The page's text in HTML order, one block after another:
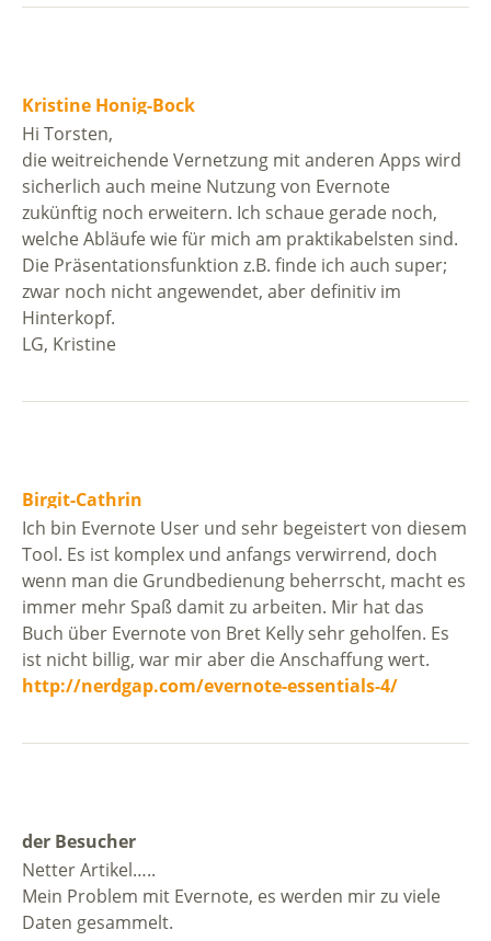
Kristine Honig-Bock
Hi Torsten,
die weitreichende Vernetzung mit anderen Apps wird
sicherlich auch meine Nutzung von Evernote
zukünftig noch erweitern. Ich schaue gerade noch,
welche Abläufe wie für mich am praktikabelsten sind.
Die Präsentationsfunktion z.B. finde ich auch super;
zwar noch nicht angewendet, aber definitiv im
Hinterkopf.
LG, Kristine
Birgit-Cathrin
Ich bin Evernote User und sehr begeistert von diesem
Tool. Es ist komplex und anfangs verwirrend, doch
wenn man die Grundbedienung beherrscht, macht es
immer mehr Spaß damit zu arbeiten. Mir hat das
Buch über Evernote von Bret Kelly sehr geholfen. Es
ist nicht billig, war mir aber die Anschaffung wert.
http://nerdgap.com/evernote-essentials-4/
der Besucher
Netter Artikel…..
Mein Problem mit Evernote, es werden mir zu viele
Daten gesammelt.